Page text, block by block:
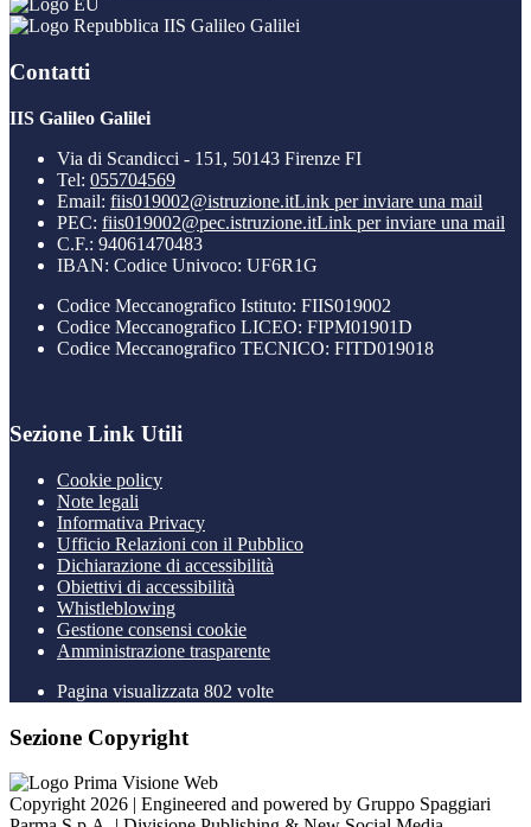
IIS Galileo Galilei
Contatti
IIS Galileo Galilei
Via di Scandicci - 151, 50143 Firenze FI
Tel: 055704569
Email: fiis019002@istruzione.itLink per inviare una mail
PEC: fiis019002@pec.istruzione.itLink per inviare una mail
C.F.: 94061470483
IBAN: Codice Univoco: UF6R1G
Codice Meccanografico Istituto: FIIS019002
Codice Meccanografico LICEO: FIPM01901D
Codice Meccanografico TECNICO: FITD019018
Sezione Link Utili
Cookie policy
Note legali
Informativa Privacy
Ufficio Relazioni con il Pubblico
Dichiarazione di accessibilità
Obiettivi di accessibilità
Whistleblowing
Gestione consensi cookie
Amministrazione trasparente
Pagina visualizzata 802 volte
Sezione Copyright
Copyright 2026 | Engineered and powered by Gruppo Spaggiari